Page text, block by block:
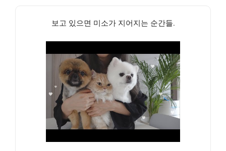
보고 있으면 미소가 지어지는 순간들.